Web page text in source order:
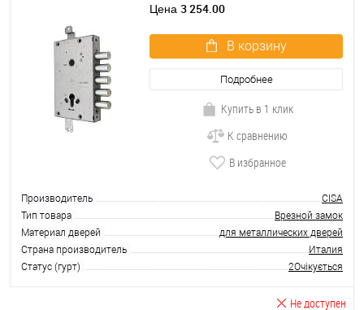
Цена 3 254.00
В корзину
Подробнее
Купить в 1 клик
К сравнению
В избранное
Производитель
CISA
Тип товара
Врезной замок
Материал дверей
для металлических дверей
Страна производитель
Италия
Статус (гурт)
2Очікується
Не доступен